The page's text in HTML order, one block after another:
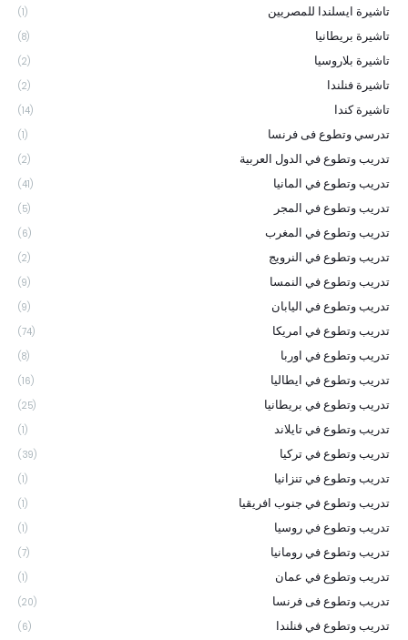
تاشيرة ايسلندا للمصريين (1)
تاشيرة بريطانيا (8)
تاشيرة بلاروسيا (2)
تاشيرة فنلندا (2)
تاشيرة كندا (14)
تدرسي وتطوع فى فرنسا (1)
تدريب وتطوع في الدول العربية (2)
تدريب وتطوع في المانيا (41)
تدريب وتطوع في المجر (5)
تدريب وتطوع في المغرب (6)
تدريب وتطوع في النرويج (2)
تدريب وتطوع في النمسا (9)
تدريب وتطوع في اليابان (9)
تدريب وتطوع في امريكا (74)
تدريب وتطوع في اوربا (8)
تدريب وتطوع في ايطاليا (16)
تدريب وتطوع في بريطانيا (25)
تدريب وتطوع في تايلاند (1)
تدريب وتطوع في تركيا (39)
تدريب وتطوع في تنزانيا (1)
تدريب وتطوع في جنوب افريقيا (1)
تدريب وتطوع في روسيا (1)
تدريب وتطوع في رومانيا (7)
تدريب وتطوع في عمان (1)
تدريب وتطوع فى فرنسا (20)
تدريب وتطوع في فنلندا (6)